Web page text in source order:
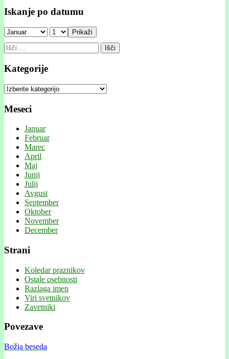
Iskanje po datumu
Prikaži
Išči:
Kategorije
Kategorije
Meseci
Januar
Februar
Marec
April
Maj
Junij
Julij
Avgust
September
Oktober
November
December
Strani
Koledar praznikov
Ostale osebnosti
Razlaga imen
Viri svetnikov
Zavetniki
Povezave
Božja beseda